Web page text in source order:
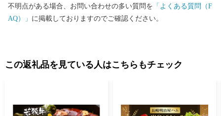
せていただき、その手段として、電子メールの配信やパンフレッ
ご連絡ください。
不明点がある場合、お問い合わせの多い質問を 「よくある質問（F
AQ）」 に掲載しておりますのでご確認ください。
この返礼品を見ている人はこちらもチェック